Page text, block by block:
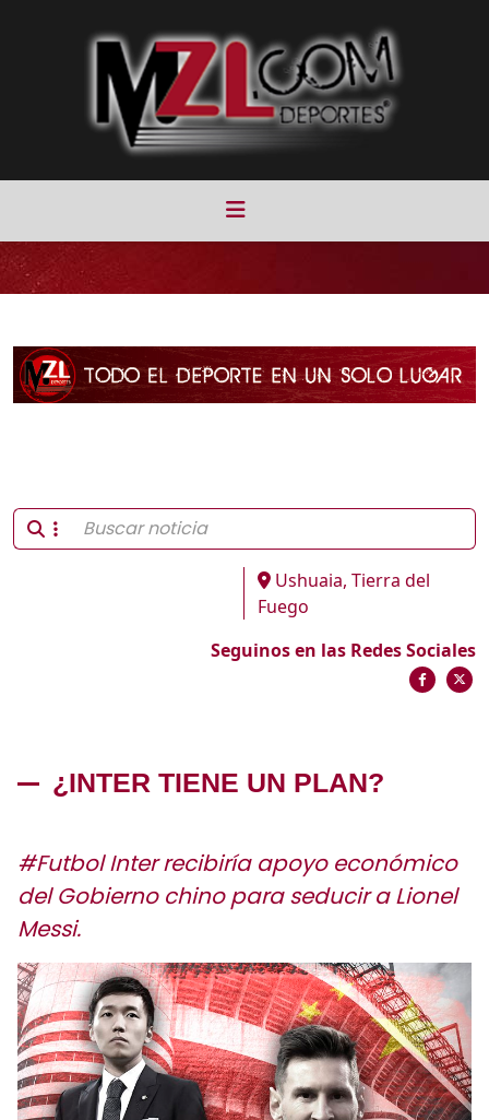
Ushuaia, Tierra del
Fuego
Seguinos en las Redes Sociales
¿INTER TIENE UN PLAN?
#Futbol Inter recibiría apoyo económico
del Gobierno chino para seducir a Lionel
Messi.